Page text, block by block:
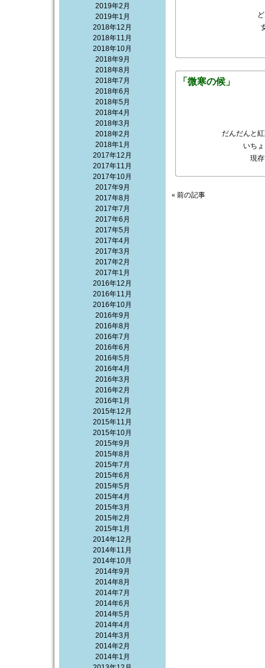
2019年2月
2019年1月
2018年12月
2018年11月
2018年10月
2018年9月
2018年8月
2018年7月
2018年6月
2018年5月
2018年4月
2018年3月
2018年2月
2018年1月
2017年12月
2017年11月
2017年10月
2017年9月
2017年8月
2017年7月
2017年6月
2017年5月
2017年4月
2017年3月
2017年2月
2017年1月
2016年12月
2016年11月
2016年10月
2016年9月
2016年8月
2016年7月
2016年6月
2016年5月
2016年4月
2016年3月
2016年2月
2016年1月
2015年12月
2015年11月
2015年10月
2015年9月
2015年8月
2015年7月
2015年6月
2015年5月
2015年4月
2015年3月
2015年2月
2015年1月
2014年12月
2014年11月
2014年10月
2014年9月
2014年8月
2014年7月
2014年6月
2014年5月
2014年4月
2014年3月
2014年2月
2014年1月
「微寒の候」
だんだんと
いち
現
« 前の記事